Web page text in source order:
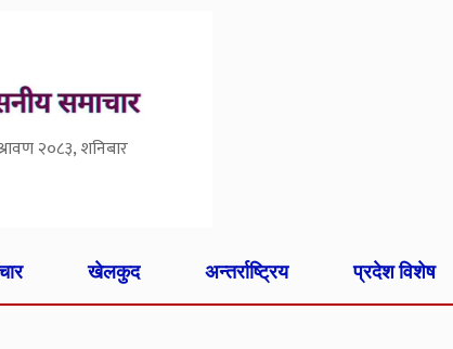
२०८३, शनिबार
खेलकुद अन्तर्राष्ट्रिय प्रदेश विशेष